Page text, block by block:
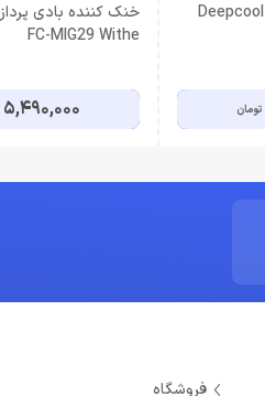
خنک کننده دیپ کول Deepcool
تومان
FC-MIG29 Withe
5,490,000
فروشگاه